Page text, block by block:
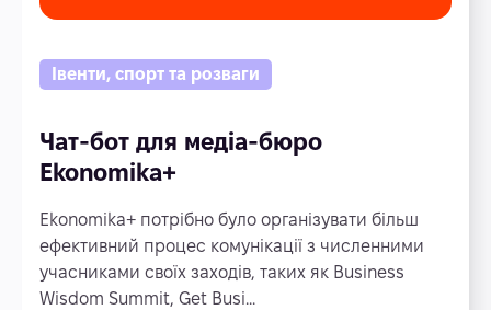
Івенти, спорт та розваги
Чат-бот для медіа-бюро
Ekonomika+
Ekonomika+ потрібно було організувати більш
ефективний процес комунікації з численними
учасниками своїх заходів, таких як Business
Wisdom Summit, Get Busi...